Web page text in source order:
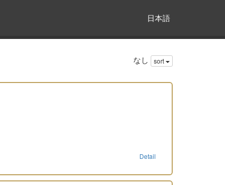
日本語
なし sort
Detail